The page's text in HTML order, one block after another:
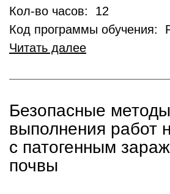
Кол-во часов: 12
Код программы
Читать далее
Безопасные
выполнения работ
с патогенным
почвы